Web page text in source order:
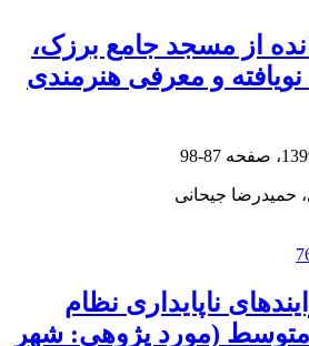
از مسجد جامع برزک،
نویافته و معرفی هنرمندی
87-98
حمیدرضا جیحانی
ناپایداری نظام
(مورد پژوهی: شهر